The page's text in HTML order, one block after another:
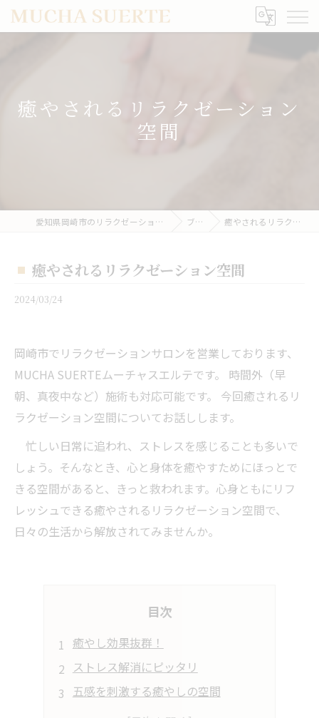
癒やされるリラクゼーション
空間
愛知県岡崎市のリラクゼーションならMUCHA SUERTE ブログ 癒やされるリラクゼーション空間
癒やされるリラクゼーション空間
2024/03/24
岡崎市でリラクゼーションサロンを営業しております、
MUCHA SUERTEムーチャスエルテです。 時間外（早
朝、真夜中など）施術も対応可能です。 今回癒されるリ
ラクゼーション空間についてお話しします。
忙しい日常に追われ、ストレスを感じることも多いで
しょう。そんなとき、心と身体を癒やすためにほっとで
きる空間があると、きっと救われます。心身ともにリフ
レッシュできる癒やされるリラクゼーション空間で、
日々の生活から解放されてみませんか。
目次
癒やし効果抜群！
ストレス解消にピッタリ
五感を刺激する癒やしの空間